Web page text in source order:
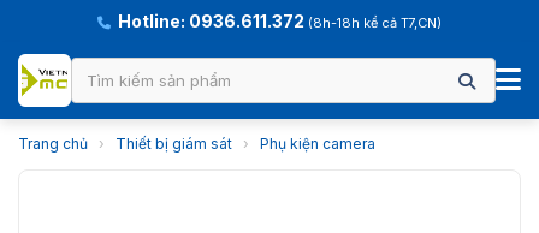
Hotline: 0936.611.372 (8h-18h kể cả T7,CN)
Trang chủ › Thiết bị giám sát › Phụ kiện camera